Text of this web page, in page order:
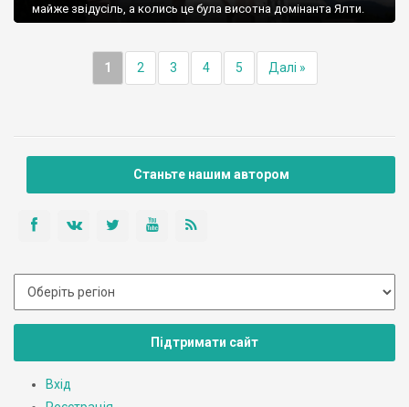
майже звідусіль, а колись це була висотна домінанта Ялти.
1 2 3 4 5 Далі »
Станьте нашим автором
Підтримати сайт
Вхід